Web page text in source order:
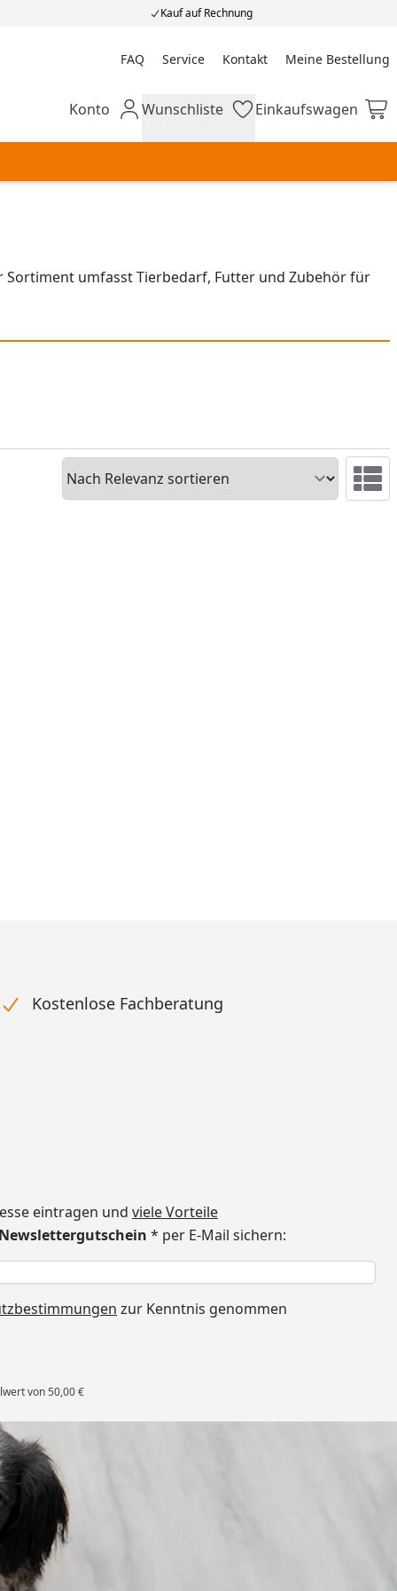
Kauf auf Rechnung
FAQ Service Kontakt Meine Bestellung
Meine Bestellung
Mein Konto
Konto Wunschliste
Wunschliste Einkaufswagen
Einkaufswagen
Sortiment umfasst Tierbedarf, Futter und Zubehör für
Sortieren
Kostenlose Fachberatung
eintragen und viele Vorteile
* per E-Mail sichern:
zur Kenntnis genommen
von 50,00 €